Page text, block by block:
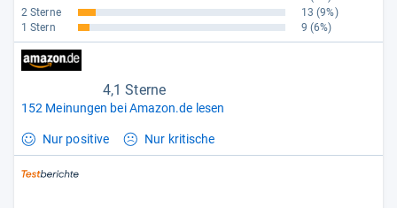
2 Sterne
13 (9%)
1 Stern
9 (6%)
4,1 Sterne
152 Meinungen bei Amazon.de lesen
Nur positive Nur kritische